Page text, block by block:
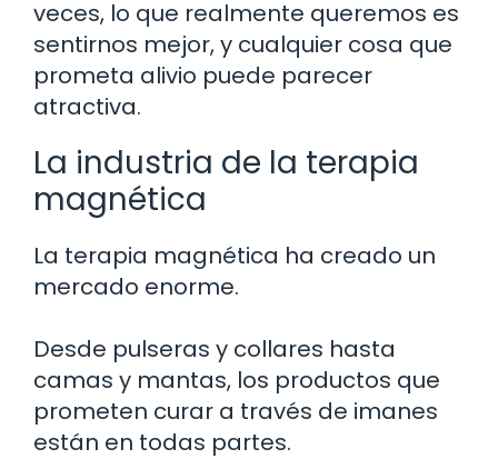
veces, lo que realmente queremos es
sentirnos mejor, y cualquier cosa que
prometa alivio puede parecer
atractiva.
La industria de la terapia
magnética
La terapia magnética ha creado un
mercado enorme.
Desde pulseras y collares hasta
camas y mantas, los productos que
prometen curar a través de imanes
están en todas partes.